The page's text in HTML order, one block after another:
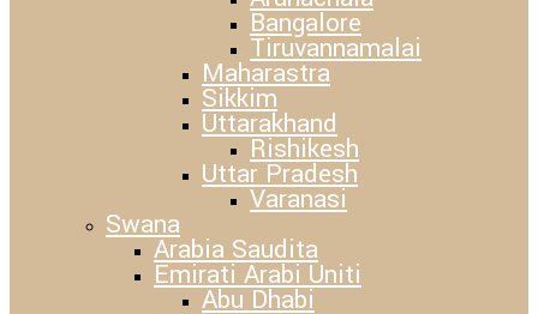
Bangalore
Tiruvannamalai
Maharastra
Sikkim
Uttarakhand
Rishikesh
Uttar Pradesh
Varanasi
Swana
Arabia Saudita
Emirati Arabi Uniti
Abu Dhabi